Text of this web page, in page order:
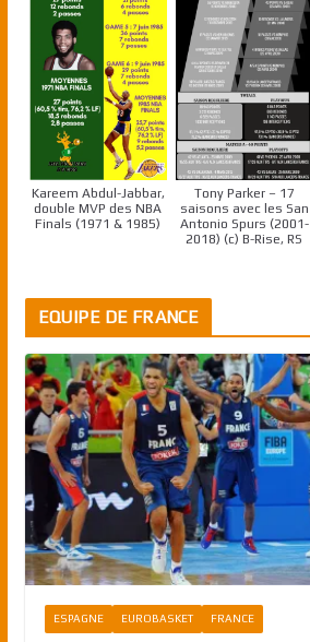
Kareem Abdul-Jabbar,
double MVP des NBA
Finals (1971 & 1985)
Tony Parker – 17
saisons avec les San
Antonio Spurs (2001-
2018) (c) B-Rise, RS
EQUIPE DE FRANCE
ESPAGNE EUROBASKET FRANCE